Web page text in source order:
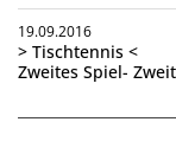
19.09.2016
> Tischtennis <
Zweites Spiel-